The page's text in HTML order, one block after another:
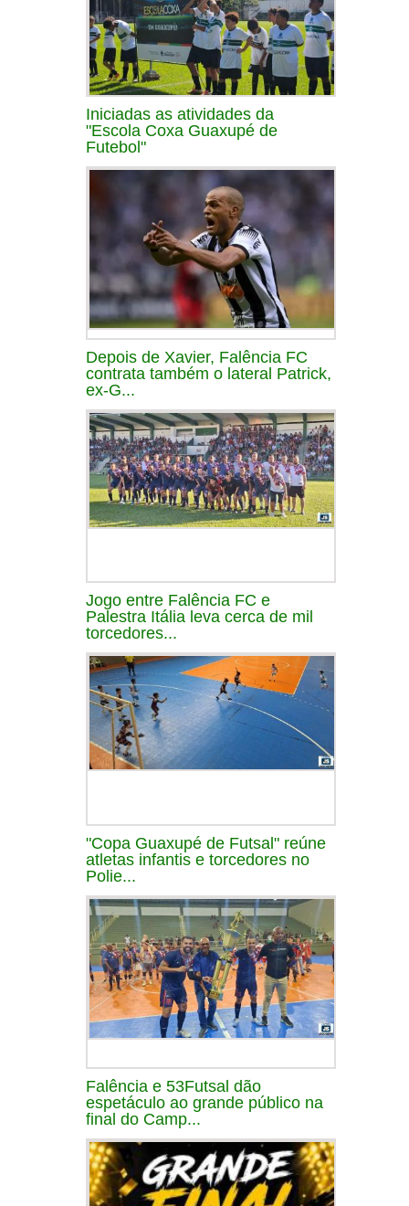
Iniciadas as atividades da
"Escola Coxa Guaxupé de
Futebol"
Depois de Xavier, Falência FC
contrata também o lateral Patrick,
ex-G...
Jogo entre Falência FC e
Palestra Itália leva cerca de mil
torcedores...
"Copa Guaxupé de Futsal" reúne
atletas infantis e torcedores no
Polie...
Falência e 53Futsal dão
espetáculo ao grande público na
final do Camp...